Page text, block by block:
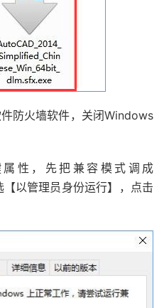
火墙软件，关闭Windows
，先把兼容模式调成
以管理员身份运行】，点击